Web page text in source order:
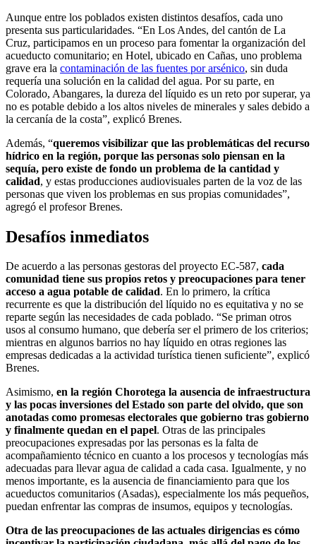
Aunque entre los poblados existen distintos desafíos, cada uno
presenta sus particularidades. “En Los Andes, del cantón de La
Cruz, participamos en un proceso para fomentar la organización del
acueducto comunitario; en Hotel, ubicado en Cañas, uno problema
grave era la contaminación de las fuentes por arsénico, sin duda
requería una solución en la calidad del agua. Por su parte, en
Colorado, Abangares, la dureza del líquido es un reto por superar, ya
no es potable debido a los altos niveles de minerales y sales debido a
la cercanía de la costa”, explicó Brenes.
Además, “queremos visibilizar que las problemáticas del recurso
hídrico en la región, porque las personas solo piensan en la
sequía, pero existe de fondo un problema de la cantidad y
calidad, y estas producciones audiovisuales parten de la voz de las
personas que viven los problemas en sus propias comunidades”,
agregó el profesor Brenes.
Desafíos inmediatos
De acuerdo a las personas gestoras del proyecto EC-587, cada
comunidad tiene sus propios retos y preocupaciones para tener
acceso a agua potable de calidad. En lo primero, la crítica
recurrente es que la distribución del líquido no es equitativa y no se
reparte según las necesidades de cada poblado. “Se priman otros
usos al consumo humano, que debería ser el primero de los criterios;
mientras en algunos barrios no hay líquido en otras regiones las
empresas dedicadas a la actividad turística tienen suficiente”, explicó
Brenes.
Asimismo, en la región Chorotega la ausencia de infraestructura
y las pocas inversiones del Estado son parte del olvido, que son
anotadas como promesas electorales que gobierno tras gobierno
y finalmente quedan en el papel. Otras de las principales
preocupaciones expresadas por las personas es la falta de
acompañamiento técnico en cuanto a los procesos y tecnologías más
adecuadas para llevar agua de calidad a cada casa. Igualmente, y no
menos importante, es la ausencia de financiamiento para que los
acueductos comunitarios (Asadas), especialmente los más pequeños,
puedan enfrentar las compras de insumos, equipos y tecnologías.
Otra de las preocupaciones de las actuales dirigencias es cómo